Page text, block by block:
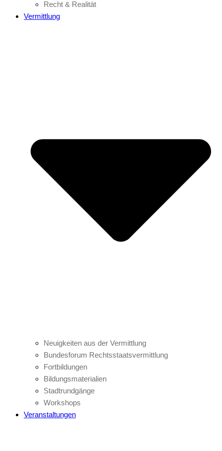
Recht & Realität
Vermittlung
Neuigkeiten aus der Vermittlung
Bundesforum Rechtsstaatsvermittlung
Fortbildungen
Bildungsmaterialien
Stadtrundgänge
Workshops
Veranstaltungen